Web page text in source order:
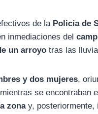
de la Policía de
inmediaciones del
un arroyo tras las
y dos mujeres,
se encontraban
zonay, posteriormente,